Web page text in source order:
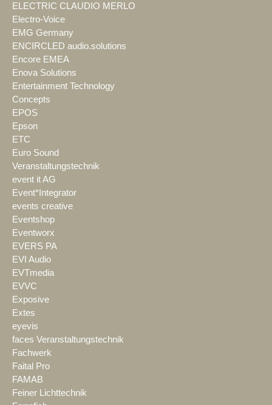
ELECTRIC CLAUDIO MERLO
Electro-Voice
EMG Germany
ENCIRCLED audio.solutions
Encore EMEA
Enova Solutions
Entertainment Technology
Concepts
EPOS
Epson
ETC
Euro Sound
Veranstaltungstechnik
event it AG
Event*Integrator
events creative
Eventshop
Eventworx
EVERS PA
EVI Audio
EVTmedia
EVVC
Exposive
Extes
eyevis
faces Veranstaltungstechnik
Fachwerk
Faital Pro
FAMAB
Feiner Lichttechnik